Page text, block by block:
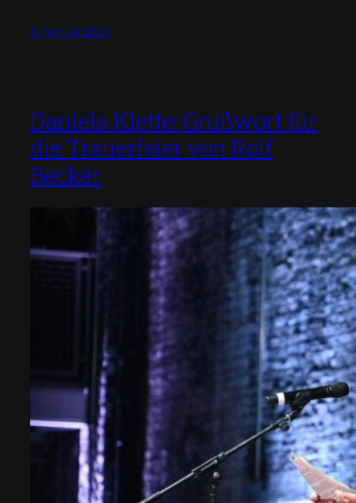
11. Februar 2026
Daniela Klette: Grußwort für
die Trauerfeier von Rolf
Becker